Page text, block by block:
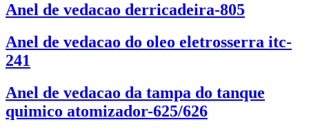
Anel de vedacao derricadeira-805
Anel de vedacao do oleo eletrosserra itc-
241
Anel de vedacao da tampa do tanque
quimico atomizador-625/626